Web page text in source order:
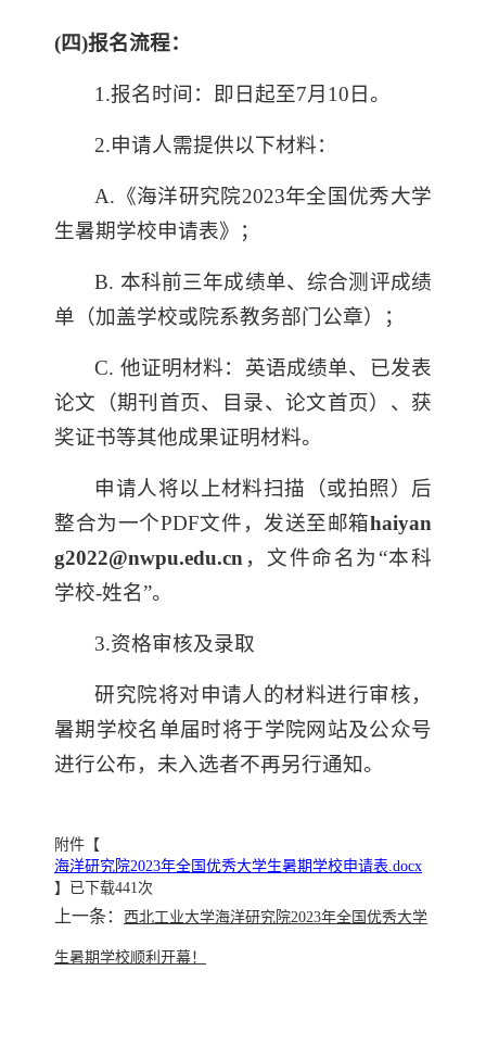
(四)报名流程：
1.报名时间：即日起至7月10日。
2.申请人需提供以下材料：
A. 《海洋研究院2023年全国优秀大学
生暑期学校申请表》；
B. 本科前三年成绩单、综合测评成绩
单（加盖学校或院系教务部门公章）；
C. 他证明材料：英语成绩单、已发表
论文（期刊首页、目录、论文首页）、获
奖证书等其他成果证明材料。
申请人将以上材料扫描（或拍照）后
整合为一个PDF文件，发送至邮箱haiyan
g2022@nwpu.edu.cn ，文件命名为“本科
学校-姓名”。
3.资格审核及录取
研究院将对申请人的材料进行审核，
暑期学校名单届时将于学院网站及公众号
进行公布，未入选者不再另行通知。
附件【
海洋研究院2023年全国优秀大学生暑期学校申请表.docx
】已下载441次
上一条： 西北工业大学海洋研究院2023年全国优秀大学
生暑期学校顺利开幕！